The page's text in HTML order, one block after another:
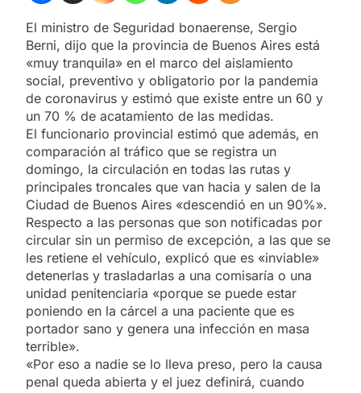
El ministro de Seguridad bonaerense, Sergio
Berni, dijo que la provincia de Buenos Aires está
«muy tranquila» en el marco del aislamiento
social, preventivo y obligatorio por la pandemia
de coronavirus y estimó que existe entre un 60 y
un 70 % de acatamiento de las medidas.
El funcionario provincial estimó que además, en
comparación al tráfico que se registra un
domingo, la circulación en todas las rutas y
principales troncales que van hacia y salen de la
Ciudad de Buenos Aires «descendió en un 90%».
Respecto a las personas que son notificadas por
circular sin un permiso de excepción, a las que se
les retiene el vehículo, explicó que es «inviable»
detenerlas y trasladarlas a una comisaría o una
unidad penitenciaria «porque se puede estar
poniendo en la cárcel a una paciente que es
portador sano y genera una infección en masa
terrible».
«Por eso a nadie se lo lleva preso, pero la causa
penal queda abierta y el juez definirá, cuando